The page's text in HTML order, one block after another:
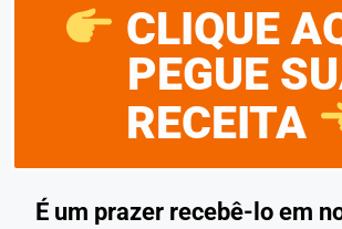
CLIQUE
PEGUE
RECEITA
É um prazer recebê-lo em